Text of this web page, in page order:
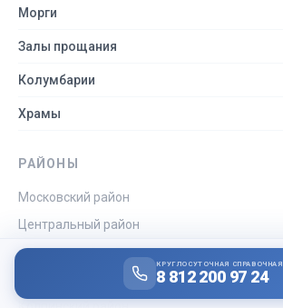
КРУГЛОСУТОЧНАЯ СПРАВОЧНАЯ
8 812 200 97 24
Морги
Залы прощания
Колумбарии
Храмы
РАЙОНЫ
Московский район
Центральный район
Фрунзенский район